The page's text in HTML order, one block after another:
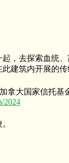
，去探索血统
建筑内开展的传
加拿大国家信托
2024